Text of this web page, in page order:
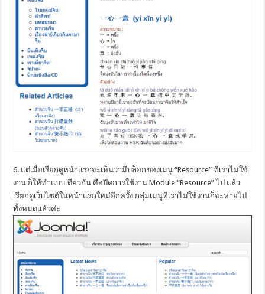
6. แต่เมื่อเรียกดูหน้าแรกจะเห็นว่ามีบล็อกของเมนู “Resource” ที่เราไม่ใช้
งาน ก็ให้ทำแบบเดียวกัน คือปิดการใช้งาน Module “Resource” ไป แล้ว
เรียกดูเว็บไซต์ในหน้าแรกใหม่อีกครั้ง กลุ่มเมนูที่เราไม่ใช้งานก็จะหายไป
ทั้งหมดแล้วค่ะ